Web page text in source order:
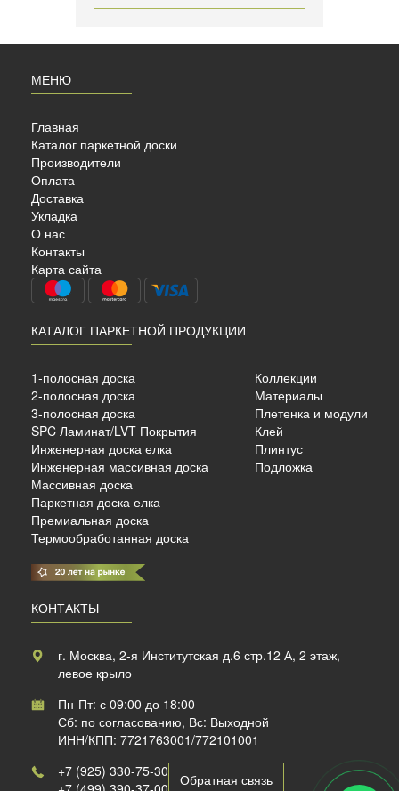
1600-2200х240х19мм
м²
МЕНЮ
Главная
Каталог паркетной доски
Производители
Оплата
Доставка
Укладка
О нас
Контакты
Карта сайта
КАТАЛОГ ПАРКЕТНОЙ ПРОДУКЦИИ
1-полосная доска
2-полосная доска
3-полосная доска
SPC Ламинат/LVT Покрытия
Инженерная доска елка
Инженерная массивная доска
Массивная доска
Паркетная доска елка
Премиальная доска
Термообработанная доска
Коллекции
Материалы
Плетенка и модули
Клей
Плинтус
Подложка
КОНТАКТЫ
г. Москва, 2-я Институтская д.6 стр.12 А, 2 этаж,
левое крыло
Пн-Пт: с 09:00 до 18:00
Сб: по согласованию, Вс: Выходной
ИНН/КПП: 7721763001/772101001
+7 (925) 330-75-30
Обратная связь